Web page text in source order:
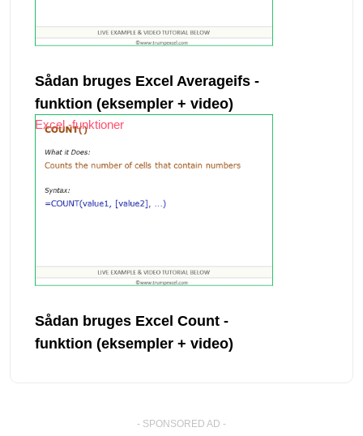
Sådan bruges Excel Averageifs -
funktion (eksempler + video)
Excel -funktioner
Sådan bruges Excel Count -
funktion (eksempler + video)
- SPONSORED AD -